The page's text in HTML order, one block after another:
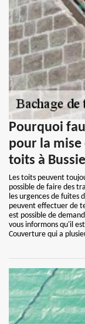
Pourquoi
pour la mise
toits à
Les toits peuvent
possible de faire des
les urgences de fuites
peuvent effectuer de
est possible de
vous informons qu'il
Couverture qui a